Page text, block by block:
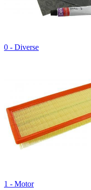
0 - Diverse
1 - Motor